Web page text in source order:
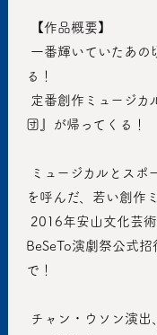
【作品概要】
る！
団』が帰ってくる！
を呼んだ、若い創作
BeSeTo演劇祭公式
で！